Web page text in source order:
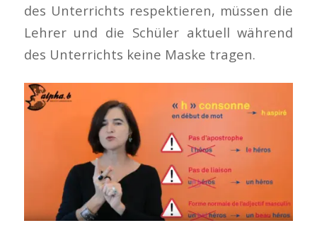
des Unterrichts respektieren, müssen die
Lehrer und die Schüler aktuell während
des Unterrichts keine Maske tragen.